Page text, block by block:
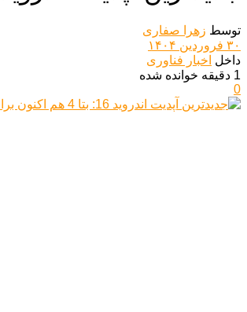
توسط زهرا صفاری
۳۰ فروردین ۱۴۰۴
داخل اخبار فناوری
1 دقیقه خوانده شده
0